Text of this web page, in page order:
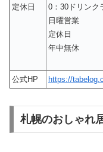
定休日
0：30ドリンク
日曜営業
定休日
年中無休
公式HP https://
札幌のおしゃれ